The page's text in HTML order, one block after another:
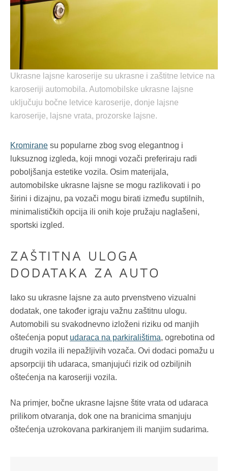
Ukrasne lajsne karoserije su ukrasne i zaštitne letvice na
karoseriji automobila. Automobilske ukrasne lajsne
uključuju bočne letvice karoserije, donje lajsne
karoserije, lajsne vrata, prozorske lajsne.
Kromirane su popularne zbog svog elegantnog i
luksuznog izgleda, koji mnogi vozači preferiraju radi
poboljšanja estetike vozila. Osim materijala,
automobilske ukrasne lajsne se mogu razlikovati i po
širini i dizajnu, pa vozači mogu birati između suptilnih,
minimalističkih opcija ili onih koje pružaju naglašeni,
sportski izgled.
ZAŠTITNA ULOGA
DODATAKA ZA AUTO
Iako su ukrasne lajsne za auto prvenstveno vizualni
dodatak, one također igraju važnu zaštitnu ulogu.
Automobili su svakodnevno izloženi riziku od manjih
oštećenja poput udaraca na parkiralištima, ogrebotina od
drugih vozila ili nepažljivih vozača. Ovi dodaci pomažu u
apsorpciji tih udaraca, smanjujući rizik od ozbiljnih
oštećenja na karoseriji vozila.
Na primjer, bočne ukrasne lajsne štite vrata od udaraca
prilikom otvaranja, dok one na branicima smanjuju
oštećenja uzrokovana parkiranjem ili manjim sudarima.